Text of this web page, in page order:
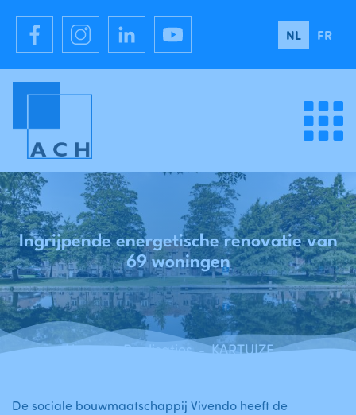
NL FR
Home - Realisaties - KARTUIZER - Ingrijpende energetische renovatie van 69 woningen
Ingrijpende energetische renovatie van
69 woningen
De sociale bouwmaatschappij Vivendo heeft de